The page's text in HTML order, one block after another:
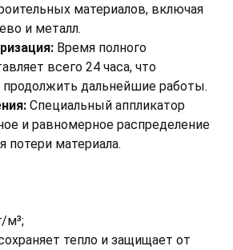
материалов, включая
и металл.
Время полного
всего 24 часа, что
дальнейшие работы.
Специальный аппликатор
и равномерное распределение
потери материала.
м³;
тепло и защищает от